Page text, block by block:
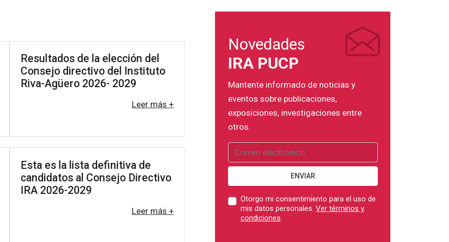
Resultados de la elección del
Consejo directivo del Instituto
Riva-Agüero 2026- 2029
Leer más +
Esta es la lista definitiva de
candidatos al Consejo Directivo
IRA 2026-2029
Leer más +
Novedades
IRA PUCP
Mantente informado de noticias y
eventos sobre publicaciones,
exposiciones, investigaciones entre
otros.
ENVIAR
Otorgo mi consentimiento para el uso de
mis datos personales. Ver términos y
condiciones.